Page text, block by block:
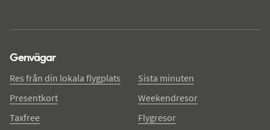
Genvägar
Res från din lokala flygplats
Presentkort
Taxfree
Sista minuten
Weekendresor
Flygresor